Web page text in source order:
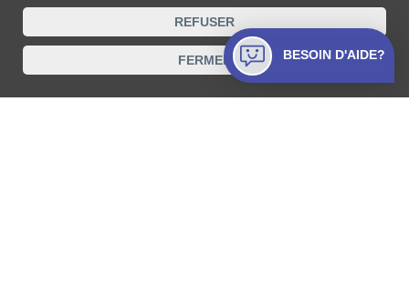
Statut De La Commande
Recherche des offices de Suisse
Protection des données Mentions légales
Conditions d’utilisation Contact
REFUSER
FERMER BESOIN D'AIDE?